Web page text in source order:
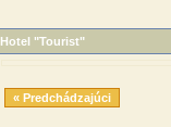
Hotel "Tourist"
« Predchádzajúci